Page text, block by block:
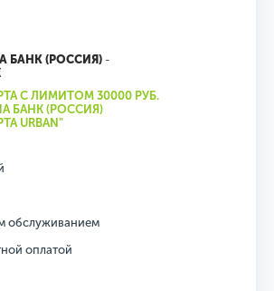
БАНК (РОССИЯ) -
С ЛИМИТОМ 30000 РУБ.
БАНК (РОССИЯ)
URBAN"
обслуживанием
оплатой